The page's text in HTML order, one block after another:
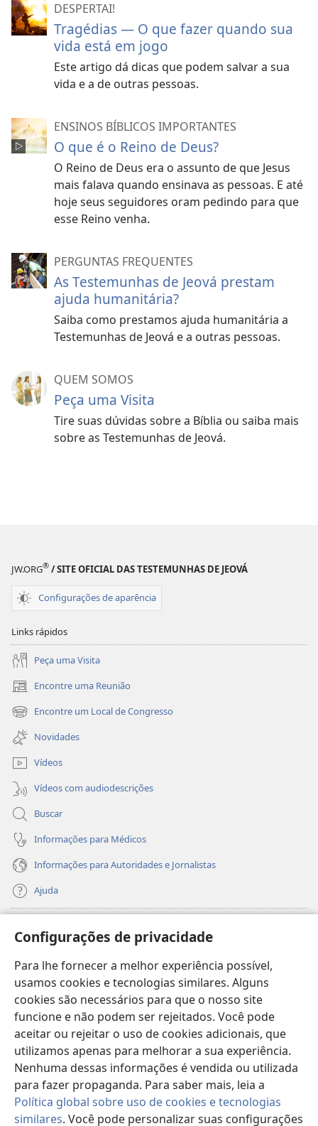
Configurações de privacidade
Para lhe fornecer a melhor experiência possível,
usamos cookies e tecnologias similares. Alguns
cookies são necessários para que o nosso site
funcione e não podem ser rejeitados. Você pode
aceitar ou rejeitar o uso de cookies adicionais, que
utilizamos apenas para melhorar a sua experiência.
Nenhuma dessas informações é vendida ou utilizada
para fazer propaganda. Para saber mais, leia a
Política global sobre uso de cookies e tecnologias
similares. Você pode personalizar suas configurações
DESPERTAI!
Tragédias — O que fazer quando sua
vida está em jogo
Este artigo dá dicas que podem salvar a sua
vida e a de outras pessoas.
ENSINOS BÍBLICOS IMPORTANTES
O que é o Reino de Deus?
O Reino de Deus era o assunto de que Jesus
mais falava quando ensinava as pessoas. E até
hoje seus seguidores oram pedindo para que
esse Reino venha.
PERGUNTAS FREQUENTES
As Testemunhas de Jeová prestam
ajuda humanitária?
Saiba como prestamos ajuda humanitária a
Testemunhas de Jeová e a outras pessoas.
QUEM SOMOS
Peça uma Visita
Tire suas dúvidas sobre a Bíblia ou saiba mais
sobre as Testemunhas de Jeová.
JW.ORG® / SITE OFICIAL DAS TESTEMUNHAS DE JEOVÁ
Configurações de aparência
Links rápidos
Peça uma Visita
Encontre uma Reunião
(abre
nova
janela)
Encontre um Local de Congresso
(abre
nova
janela)
Novidades
Vídeos
Vídeos com audiodescrições
Buscar
Informações para Médicos
Informações para Autoridades e Jornalistas
Ajuda
(abre
nova
janela)
Biblioteca On-line da Torre de Vigia™
(abre
nova
janela)JW Hub
(abre
nova
janela)JW Library
Watchtower Library